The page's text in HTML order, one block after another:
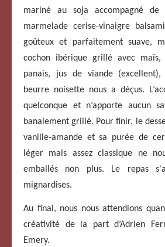
mariné au soja accompagné
marmelade cerise-vinaigre
goûteux et parfaitement suave,
cochon ibérique grillé avec
panais, jus de viande (excellent),
beurre noisette nous a déçus.
quelconque et n’apporte aucun
banalement grillé. Pour finir, le
vanille-amande et sa purée de
léger mais assez classique ne
emballés non plus. Le repas
mignardises.
Au final, nous nousattendions
créativité de la part d’Adrien
Emery.